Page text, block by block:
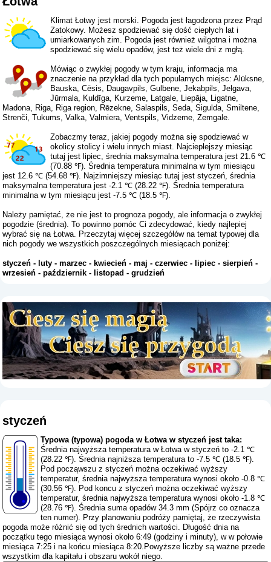
Klimat Łotwy jest morski. Pogoda jest łagodzona przez Prąd
Zatokowy. Możesz spodziewać się dość ciepłych lat i
umiarkowanych zim. Pogoda jest również wilgotna i można
spodziewać się wielu opadów, jest też wiele dni z mgłą.
Mówiąc o zwykłej pogody w tym kraju, informacja ma
znaczenie na przykład dla tych popularnych miejsc: Alūksne,
Bauska, Cēsis, Daugavpils, Gulbene, Jekabpils, Jelgava,
Jūrmala, Kuldīga, Kurzeme, Latgale, Liepāja, Ligatne,
Madona, Riga, Riga region, Rēzekne, Salaspils, Seda, Sigulda, Smiltene,
Strenči, Tukums, Valka, Valmiera, Ventspils, Vidzeme, Zemgale.
Zobaczmy teraz, jakiej pogody można się spodziewać w
okolicy stolicy i wielu innych miast. Najcieplejszy miesiąc
tutaj jest lipiec, średnia maksymalna temperatura jest 21.6 ℃
(70.88 ℉). Średnia temperatura minimalna w tym miesiącu
jest 12.6 ℃ (54.68 ℉). Najzimniejszy miesiąc tutaj jest styczeń, średnia
maksymalna temperatura jest -2.1 ℃ (28.22 ℉). Średnia temperatura
minimalna w tym miesiącu jest -7.5 ℃ (18.5 ℉).
Należy pamiętać, że nie jest to prognoza pogody, ale informacja o zwykłej
pogodzie (średnia). To powinno pomóc Ci zdecydować, kiedy najlepiej
wybrać się na Łotwa. Przeczytaj więcej szczegółów na temat typowej dla
nich pogody we wszystkich poszczególnych miesiącach poniżej:
styczeń -luty -marzec -kwiecień -maj -czerwiec -lipiec -sierpień -
wrzesień -październik -listopad -grudzień
styczeń
Typowa (typowa) pogoda w Łotwa w styczeń jest taka:
Średnia najwyższa temperatura w Łotwa w styczeń to -2.1 ℃
(28.22 ℉). Średnia najniższa temperatura to -7.5 ℃ (18.5 ℉).
Pod począwszu z styczeń można oczekiwać wyższy
temperatur, średnia najwyższa temperatura wynosi około -0.8 ℃
(30.56 ℉). Pod koncu z styczeń można oczekiwać wyższy
temperatur, średnia najwyższa temperatura wynosi około -1.8 ℃
(28.76 ℉). Średnia suma opadów 34.3 mm (Spójrz co oznacza
ten numer). Przy planowaniu podróży pamiętaj, że rzeczywista
pogoda może różnić się od tych średnich wartości. Długość dnia na
początku tego miesiąca wynosi około 6:49 (godziny i minuty), w w połowie
miesiąca 7:25 i na końcu miesiąca 8:20.Powyższe liczby są ważne przede
wszystkim dla kapitału i obszaru wokół niego.